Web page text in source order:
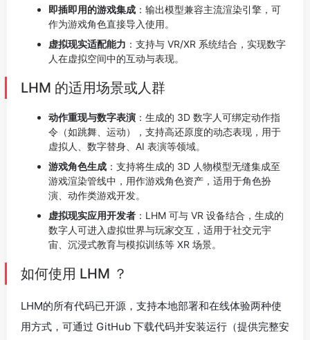
即插即用的游戏集成 ：输出模型兼容主流渲染引擎，可
作为游戏角色直接导入使用。
虚拟现实适配能力 ：支持与 VR/XR 系统结合，实现数字
人在虚拟空间中的互动与表现。
LHM 的适用场景或人群
动作重现与数字表演 ：生成的 3D 数字人可绑定动作指
令（如跳舞、运动），支持高还原度的动态表现，用于
虚拟人、数字替身、AI 表演等领域。
游戏角色生成 ：支持将生成的 3D 人物模型无缝集成至
游戏渲染管线中，用作游戏角色资产，适用于角色扮
演、动作类游戏开发。
虚拟现实应用开发者 ：LHM 可与 VR 设备结合，生成的
数字人可进入虚拟世界与玩家交互，适用于社交元宇
宙、沉浸式教育与模拟训练等 XR 场景。
如何使用 LHM ？
LHM的所有代码已开源，支持本地部署和在线体验两种使
用方式，可通过 GitHub 下载代码并安装运行（提供完整安